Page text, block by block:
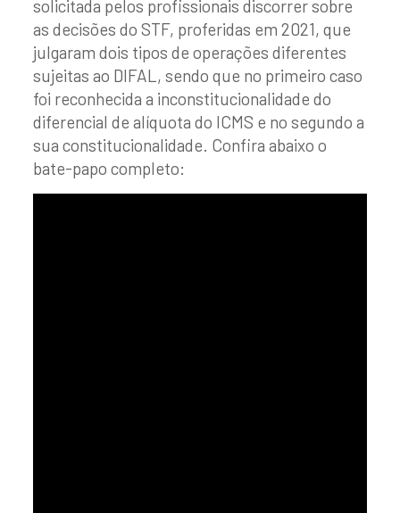
solicitada pelos profissionais discorrer sobre
as decisões do STF, proferidas em 2021, que
julgaram dois tipos de operações diferentes
sujeitas ao DIFAL, sendo que no primeiro caso
foi reconhecida a inconstitucionalidade do
diferencial de alíquota do ICMS e no segundo a
sua constitucionalidade. Confira abaixo o
bate-papo completo: